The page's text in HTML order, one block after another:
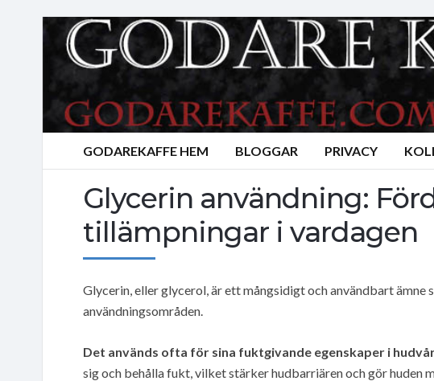
GODAREKAFFE HEM BLOGGAR PRIVACY
Glycerin användning:
tillämpningar i vardagen
Glycerin, eller glycerol, är ett mångsidigt och användbart ämne
användningsområden.
Det används ofta för sina fuktgivande egenskaper i
sig och behålla fukt, vilket stärker hudbarriären och gör huden